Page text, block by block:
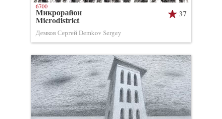
37
Микрорайон
Microdistrict
Демков Сергей Demkov Sergey
6700